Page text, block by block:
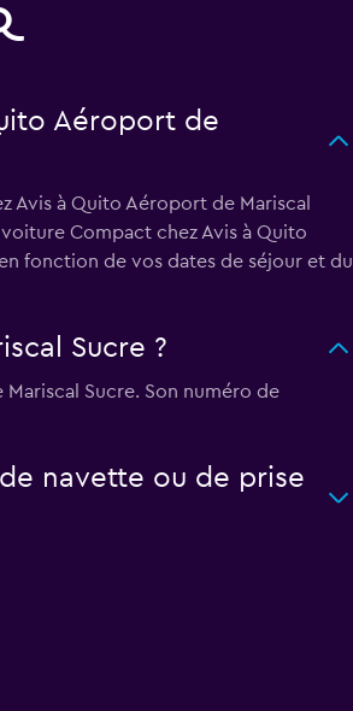
Aéroport de
Avis à Quito Aéroport de Mariscal
Compact chez Avis à Quito
fonction de vos dates de séjour et du
Sucre ?
Sucre. Son numéro de
navette ou de prise